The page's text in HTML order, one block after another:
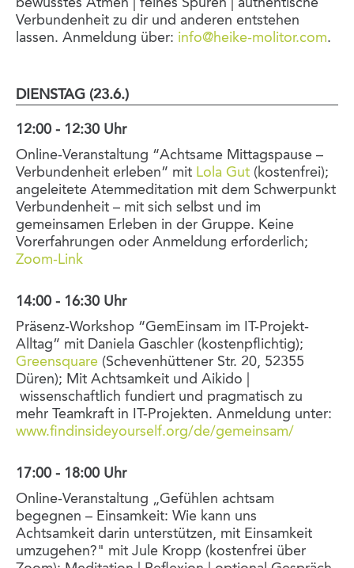
Verbundenheit zu dir und anderen entstehen
lassen. Anmeldung über: info@heike-molitor.com.
DIENSTAG (23.6.)
12:00 - 12:30 Uhr
Online-Veranstaltung “Achtsame Mittagspause –
Verbundenheit erleben” mit Lola Gut (kostenfrei);
angeleitete Atemmeditation mit dem Schwerpunkt
Verbundenheit – mit sich selbst und im
gemeinsamen Erleben in der Gruppe. Keine
Vorerfahrungen oder Anmeldung erforderlich;
Zoom-Link
14:00 - 16:30 Uhr
Präsenz-Workshop “GemEinsam im IT-Projekt-
Alltag” mit Daniela Gaschler (kostenpflichtig);
Greensquare (Schevenhüttener Str. 20, 52355
Düren); Mit Achtsamkeit und Aikido |
wissenschaftlich fundiert und pragmatisch zu
mehr Teamkraft in IT-Projekten. Anmeldung unter:
www.findinsideyourself.org/de/gemeinsam/
17:00 - 18:00 Uhr
Online-Veranstaltung „Gefühlen achtsam
begegnen – Einsamkeit: Wie kann uns
Achtsamkeit darin unterstützen, mit Einsamkeit
umzugehen?" mit Jule Kropp (kostenfrei über